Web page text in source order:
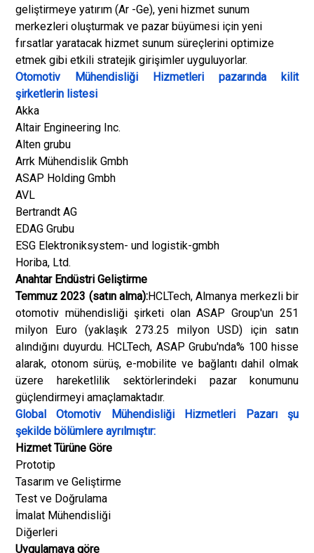
geliştirmeye yatırım (Ar -Ge), yeni hizmet sunum
merkezleri oluşturmak ve pazar büyümesi için yeni
fırsatlar yaratacak hizmet sunum süreçlerini optimize
etmek gibi etkili stratejik girişimler uyguluyorlar.
Otomotiv Mühendisliği Hizmetleri pazarında kilit
şirketlerin listesi
Akka
Altair Engineering Inc.
Alten grubu
Arrk Mühendislik Gmbh
ASAP Holding Gmbh
AVL
Bertrandt AG
EDAG Grubu
ESG Elektroniksystem- und logistik-gmbh
Horiba, Ltd.
Anahtar Endüstri Geliştirme
Temmuz 2023 (satın alma):HCLTech, Almanya merkezli bir
otomotiv mühendisliği şirketi olan ASAP Group'un 251
milyon Euro (yaklaşık 273.25 milyon USD) için satın
alındığını duyurdu. HCLTech, ASAP Grubu'nda% 100 hisse
alarak, otonom sürüş, e-mobilite ve bağlantı dahil olmak
üzere hareketlilik sektörlerindeki pazar konumunu
güçlendirmeyi amaçlamaktadır.
Global Otomotiv Mühendisliği Hizmetleri Pazarı şu
şekilde bölümlere ayrılmıştır:
Hizmet Türüne Göre
Prototip
Tasarım ve Geliştirme
Test ve Doğrulama
İmalat Mühendisliği
Diğerleri
Uygulamaya göre